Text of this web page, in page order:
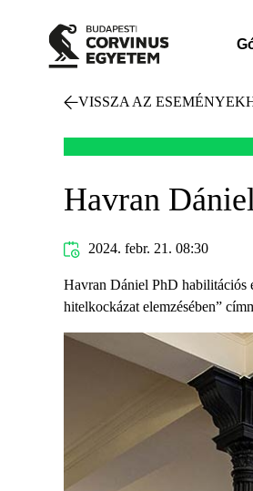
VISSZA AZ
Havran
2024. febr. 21. 08:30
Havran Dániel PhD habilitációs
hitelkockázat elemzésében”